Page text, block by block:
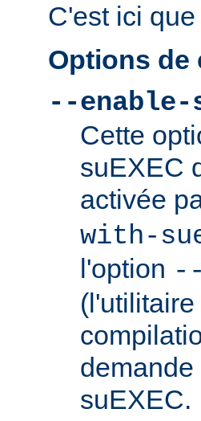
C'est ici
Options de
--enable-
Cette
suEXEC
activée
with-
l'option
suEXEC.